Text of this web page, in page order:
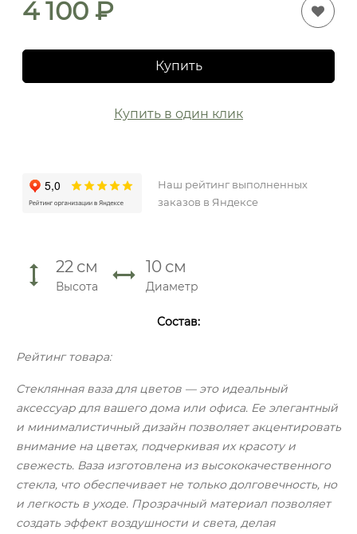
4 100 ₽
Купить
Купить в один клик
Наш рейтинг выполненных
заказов в Яндексе
22 см
Высота
10 см
Диаметр
Состав:
Рейтинг товара:
Стеклянная ваза для цветов — это идеальный
аксессуар для вашего дома или офиса. Ее элегантный
и минималистичный дизайн позволяет акцентировать
внимание на цветах, подчеркивая их красоту и
свежесть. Ваза изготовлена из высококачественного
стекла, что обеспечивает не только долговечность, но
и легкость в уходе. Прозрачный материал позволяет
создать эффект воздушности и света, делая